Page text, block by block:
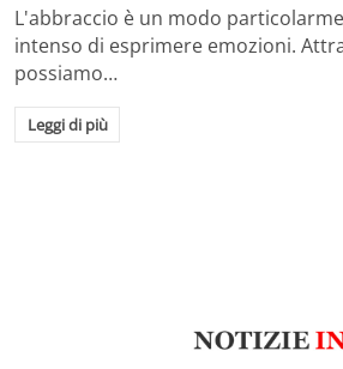
L'abbraccio è un modo
intenso di esprimere emozioni.
possiamo…
Leggi di più